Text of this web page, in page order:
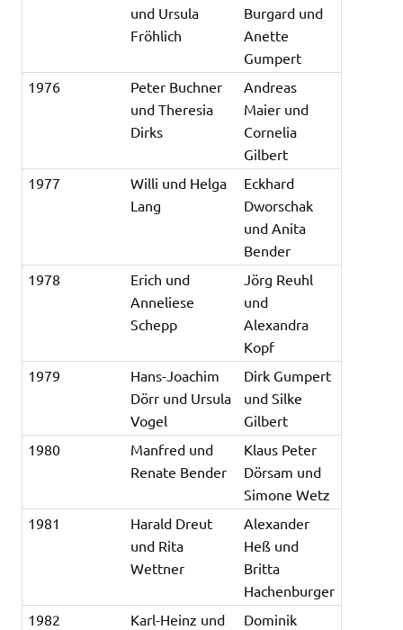
und Ursula
Fröhlich
Burgard und
Anette
Gumpert
1976
Peter Buchner
und Theresia
Dirks
Andreas
Maier und
Cornelia
Gilbert
1977
Willi und Helga
Lang
Eckhard
Dworschak
und Anita
Bender
1978
Erich und
Anneliese
Schepp
Jörg Reuhl
und
Alexandra
Kopf
1979
Hans-Joachim
Dörr und Ursula
Vogel
Dirk Gumpert
und Silke
Gilbert
1980
Manfred und
Renate Bender
Klaus Peter
Dörsam und
Simone Wetz
1981
Harald Dreut
und Rita
Wettner
Alexander
Heß und
Britta
Hachenburger
1982
Karl-Heinz und
Dominik